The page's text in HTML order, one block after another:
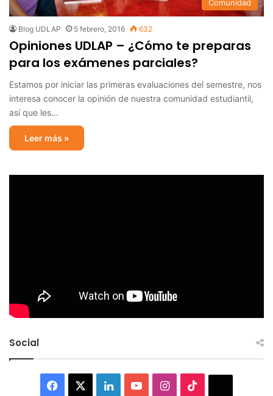
Comunidad
Blog UDLAP 5 febrero, 2016 632
Opiniones UDLAP – ¿Cómo te preparas
para los exámenes parciales?
Estamos por iniciar las primeras evaluaciones del semestre, nos
interesa conocer la opinión de nuestra comunidad estudiantil,
así que les…
Leer más »
Social
Facebook LinkedInYouTubeInstagram